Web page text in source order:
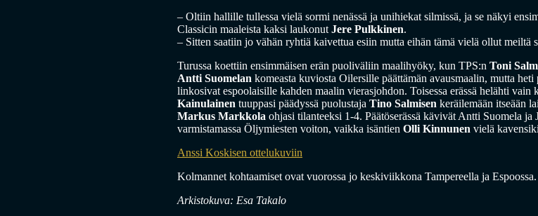
– Oltiin hallille tullessa vielä sormi nenässä ja unihiekat silmissä, ja se näkyi
Classicin maaleista kaksi laukonut Jere Pulkkinen.
– Sitten saatiin jo vähän ryhtiä kaivettua esiin mutta eihän tämä vielä ollut meiltä
Turussa koettiin ensimmäisen erän puoliväliin maalihyöky, kun TPS:n Toni
Antti Suomelan komeasta kuviosta Oilersille päättämän avausmaalin, mutta heti
linkosivat espoolaisille kahden maalin vierasjohdon. Toisessa erässä helähti
Kainulainen tuuppasi päädyssä puolustaja Tino Salmisen keräilemään itseään
Markus Markkola ohjasi tilanteeksi 1-4. Päätöserässä kävivät Antti Suomela
varmistamassa Öljymiesten voiton, vaikka isäntien Olli Kinnunen vielä
Anssi Koskisen ottelukuviin
Kolmannet kohtaamiset ovat vuorossa jo keskiviikkona Tampereella ja Espoossa.
Arkistokuva: Esa Takalo